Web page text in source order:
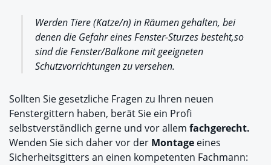
Werden Tiere (Katze/n) in Räumen gehalten, bei
denen die Gefahr eines Fenster-Sturzes besteht,so
sind die Fenster/Balkone mit geeigneten
Schutzvorrichtungen zu versehen.
Sollten Sie gesetzliche Fragen zu Ihren neuen
Fenstergittern haben, berät Sie ein Profi
selbstverständlich gerne und vor allem fachgerecht.
Wenden Sie sich daher vor der Montage eines
Sicherheitsgitters an einen kompetenten Fachmann: